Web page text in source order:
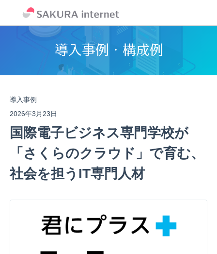
導入事例
2026年3月23日
国際電子ビジネス専門学校が
「さくらのクラウド」で育む、
社会を担うIT専門人材